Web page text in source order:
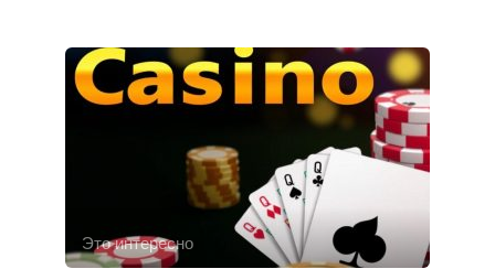
Это интересно